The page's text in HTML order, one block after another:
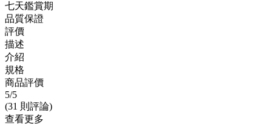
七天鑑賞期
品質保證
評價
描述
介紹
規格
商品評價
5/5
(31 則評論)
查看更多